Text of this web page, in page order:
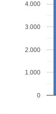
0
1.000
2.000
3.000
4.000